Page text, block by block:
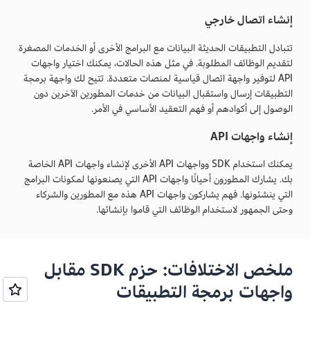
إنشاء اتصال خارجي
تتبادل التطبيقات الحديثة البيانات مع البرامج الأخرى أو الخدمات المصغرة
لتقديم الوظائف المطلوبة. في مثل هذه الحالات، يمكنك اختيار واجهات
API لتوفير واجهة اتصال قياسية لمنصات متعددة. تتيح لك واجهة برمجة
التطبيقات إرسال واستقبال البيانات من خدمات المطورين الآخرين دون
الوصول إلى أكوادهم أو فهم التعقيد الأساسي في الأمر.
إنشاء واجهات API
يمكنك استخدام SDK وواجهات API الأخرى لإنشاء واجهات API الخاصة
بك. يشارك المطورون أحيانًا واجهات API التي يصنعونها لمكونات البرامج
التي ينشئونها. فهم يشاركون واجهات API هذه مع المطورين والشركاء
وحتى الجمهور لاستخدام الوظائف التي قاموا بإنشائها.
ملخص الاختلافات: حزم SDK مقابل
واجهات برمجة التطبيقات